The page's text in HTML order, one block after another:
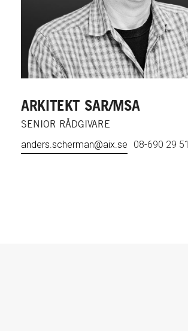
ARKITEKT SAR/MSA
SENIOR RÅDGIVARE
anders.scherman@aix.se 08-690 29 51